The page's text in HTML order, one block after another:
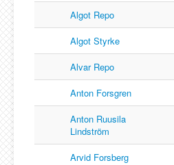
Algot Repo
Algot Styrke
Alvar Repo
Anton Forsgren
Anton Ruusila
Lindström
Arvid Forsberg